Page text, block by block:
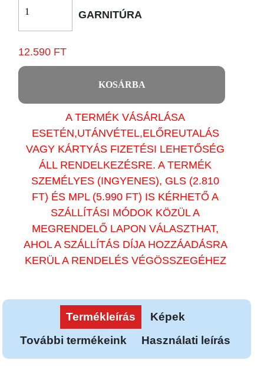
GARNITÚRA
12.590 FT
KOSÁRBA
A TERMÉK VÁSÁRLÁSA
ESETÉN,UTÁNVÉTEL,ELŐREUTALÁS
VAGY KÁRTYÁS FIZETÉSI LEHETŐSÉG
ÁLL RENDELKEZÉSRE. A TERMÉK
SZEMÉLYES (INGYENES), GLS (2.810
FT) ÉS MPL (5.990 FT) IS KÉRHETŐ A
SZÁLLÍTÁSI MÓDOK KÖZÜL A
MEGRENDELŐ LAPON VÁLASZTHAT,
AHOL A SZÁLLÍTÁS DÍJA HOZZÁADÁSRA
KERÜL A RENDELÉS VÉGÖSSZEGÉHEZ
Termékleírás
Képek
További termékeink
Használati leírás